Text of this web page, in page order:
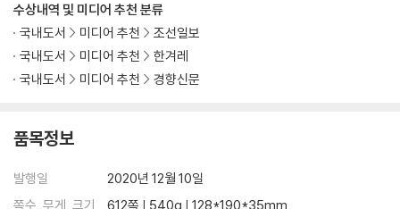
수상내역 및 미디어 추천 분류
국내도서
미디어 추천
조선일보
국내도서
미디어 추천
한겨레
국내도서
미디어 추천 경향신문
품목정보
발행일
2020년 12월 10일
쪽수, 무게, 크기
612쪽 | 540g | 128*190*35mm